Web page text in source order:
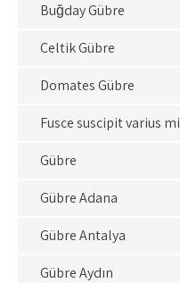
Buğday Gübre
Çeltik Gübre
Domates Gübre
Fusce suscipit varius mi
Gübre
Gübre Adana
Gübre Antalya
Gübre Aydın